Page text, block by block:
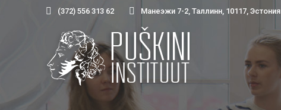
(372) 556 313 62 Манеэжи 7-2, Таллинн, 10117, Эстония